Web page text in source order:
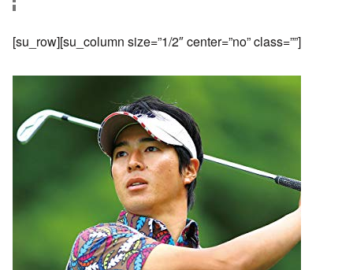
[su_row][su_column size=”1/2″ center=”no” class=””]